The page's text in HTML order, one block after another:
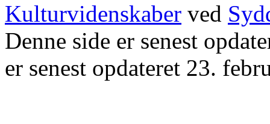
Kulturvidenskaber ved
Denne side er senest
er senest opdateret 23.